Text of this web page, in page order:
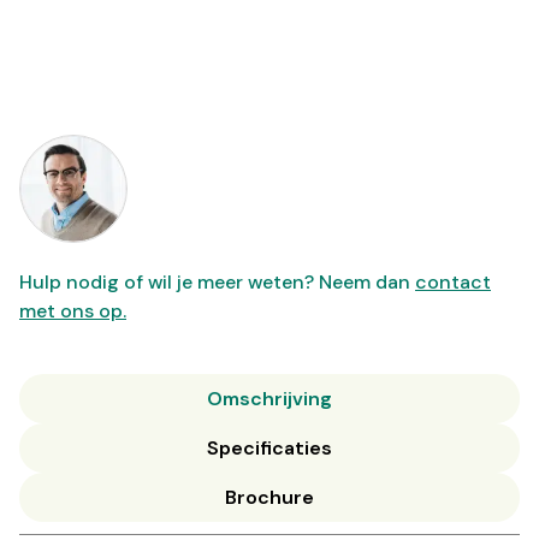
Hulp nodig of wil je meer weten? Neem dan contact
met ons op.
Omschrijving
Specificaties
Brochure